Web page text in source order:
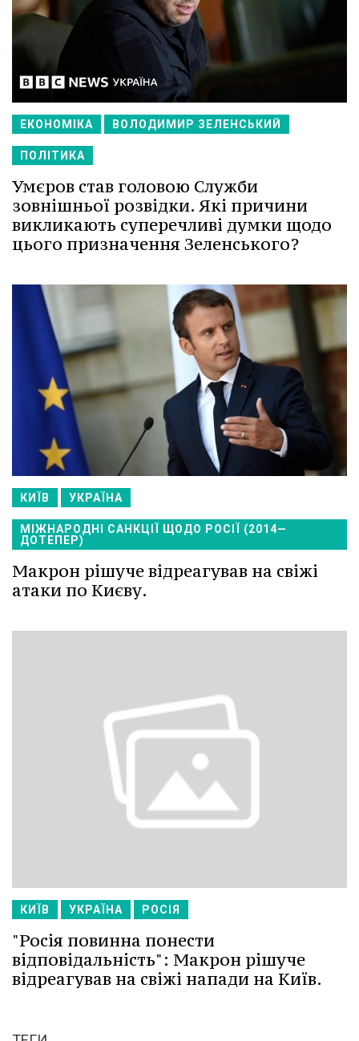
ЕКОНОМІКА ВОЛОДИМИР ЗЕЛЕНСЬКИЙ
ПОЛІТИКА
Умєров став головою Служби
зовнішньої розвідки. Які причини
викликають суперечливі думки щодо
цього призначення Зеленського?
КИЇВ УКРАЇНА
МІЖНАРОДНІ САНКЦІЇ ЩОДО РОСІЇ (2014—
ДОТЕПЕР)
Макрон рішуче відреагував на свіжі
атаки по Києву.
КИЇВ УКРАЇНА РОСІЯ
"Росія повинна понести
відповідальність": Макрон рішуче
відреагував на свіжі напади на Київ.